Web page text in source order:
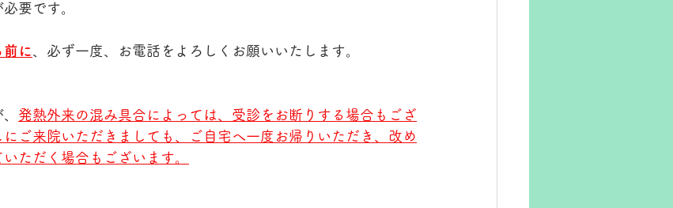
要です。
前に
、必ず一度、お電話をよろしくお願いいたします。
発熱外来の混み具合によっては、受診をお断りする場合もござ
ご来院いただきましても、ご自宅へ一度お帰りいただき、改め
ただく場合もございます。